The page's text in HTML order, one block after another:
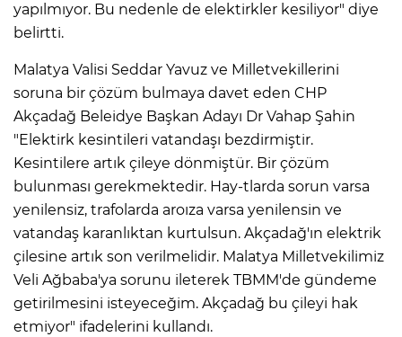
yapılmıyor. Bu nedenle de elektirkler kesiliyor" diye
belirtti.
Malatya Valisi Seddar Yavuz ve Milletvekillerini
soruna bir çözüm bulmaya davet eden CHP
Akçadağ Beleidye Başkan Adayı Dr Vahap Şahin
"Elektirk kesintileri vatandaşı bezdirmiştir.
Kesintilere artık çileye dönmiştür. Bir çözüm
bulunması gerekmektedir. Hay-tlarda sorun varsa
yenilensiz, trafolarda aroıza varsa yenilensin ve
vatandaş karanlıktan kurtulsun. Akçadağ'ın elektrik
çilesine artık son verilmelidir. Malatya Milletvekilimiz
Veli Ağbaba'ya sorunu ileterek TBMM'de gündeme
getirilmesini isteyeceğim. Akçadağ bu çileyi hak
etmiyor" ifadelerini kullandı.